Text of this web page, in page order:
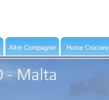
Altre Compagnie Home Crociere